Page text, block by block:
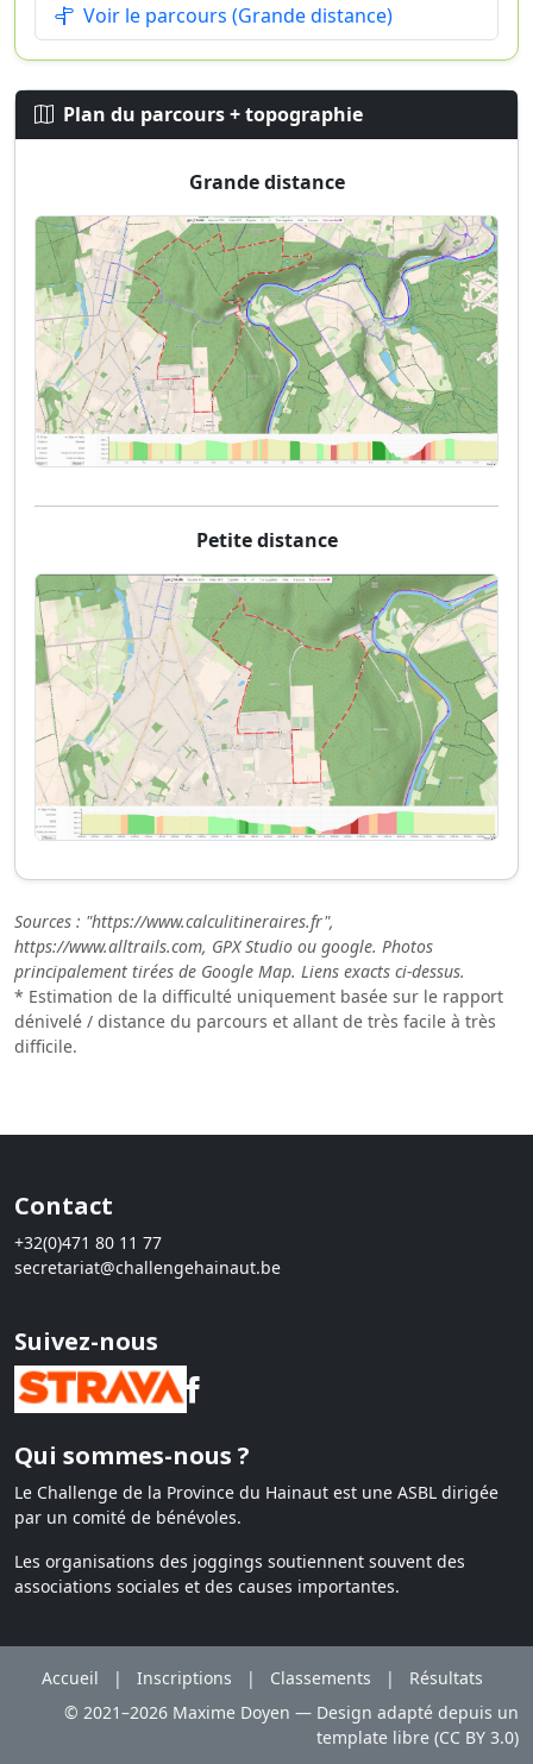
Voir le parcours (Grande distance)
Plan du parcours + topographie
Grande distance
Petite distance
Sources : "https://www.calculitineraires.fr",
https://www.alltrails.com, GPX Studio ou google. Photos
principalement tirées de Google Map. Liens exacts ci-dessus.
* Estimation de la difficulté uniquement basée sur le rapport
dénivelé / distance du parcours et allant de très facile à très
difficile.
Contact
+32(0)471 80 11 77
secretariat@challengehainaut.be
Suivez-nous
Qui sommes-nous ?
Le Challenge de la Province du Hainaut est une ASBL dirigée
par un comité de bénévoles.
Les organisations des joggings soutiennent souvent des
associations sociales et des causes importantes.
Accueil | Inscriptions | Classements |
Résultats
© 2021–2026 Maxime Doyen — Design adapté depuis un
template libre (CC BY 3.0)